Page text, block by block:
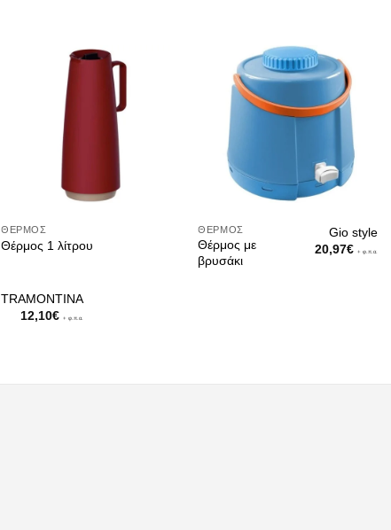
ΘΈΡΜΟΣ
Θέρμος 1 λίτρου
TRAMONTINA
12,10€ + φ.π.α.
ΘΈΡΜΟΣ
Θέρμος με
βρυσάκι
Gio style
20,97€ + φ.π.α.